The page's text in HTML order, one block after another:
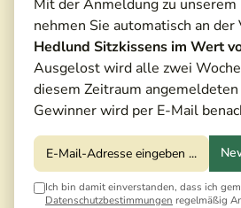
Mit der Anmeldung zu
nehmen Sie automatisch an der
Hedlund Sitzkissens im Wert
Ausgelost wird alle zwei
diesem Zeitraum
Gewinner wird per E-Mail
Ich bin damit einverstanden, dass ich
Datenschutzbestimmungen regelmäßig